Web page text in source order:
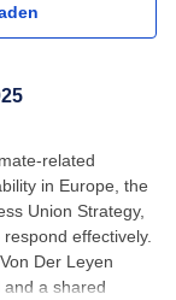
related
in Europe, the
Union Strategy,
effectively.
Der Leyen
a shared